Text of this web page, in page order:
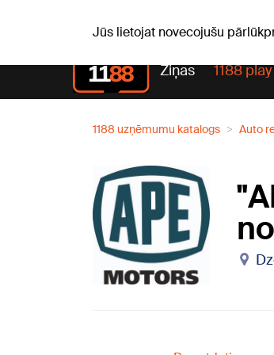
Jūs lietojat novecojušu
Ziņas 1188 play
1188 uzņēmumu katalogs Auto